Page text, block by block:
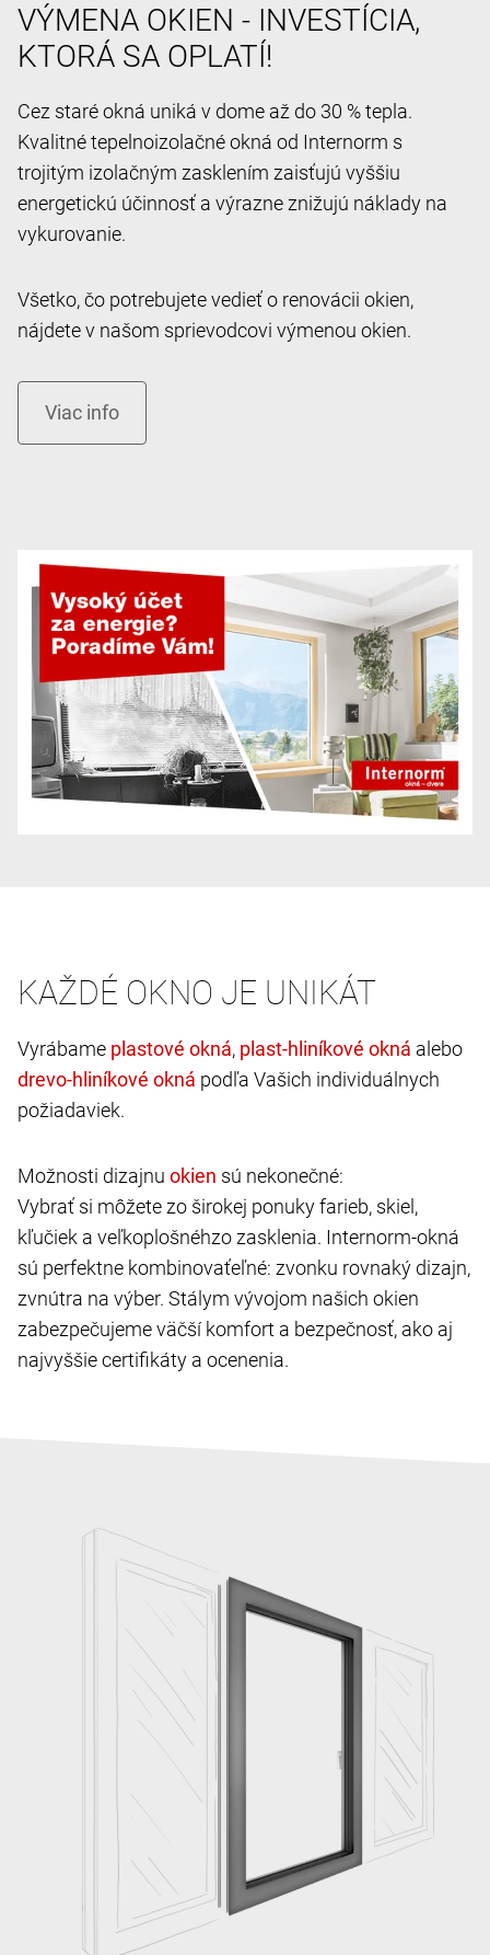
VÝMENA OKIEN - INVESTÍCIA,
KTORÁ SA OPLATÍ!
Cez staré okná uniká v dome až do 30 % tepla.
Kvalitné tepelnoizolačné okná od Internorm s
trojitým izolačným zasklením zaisťujú vyššiu
energetickú účinnosť a výrazne znižujú náklady na
vykurovanie.
Všetko, čo potrebujete vedieť o renovácii okien,
nájdete v našom sprievodcovi výmenou okien.
KAŽDÉ OKNO JE UNIKÁT
Vyrábame ,
alebo
podľa Vašich individuálnych
požiadaviek.
Možnosti dizajnu
sú nekonečné:
Vybrať si môžete zo širokej ponuky farieb, skiel,
kľučiek a veľkoplošnéhzo zasklenia. Internorm-okná
sú perfektne kombinovaťeľné: zvonku rovnaký dizajn,
zvnútra na výber. Stálym vývojom našich okien
zabezpečujeme väčší komfort a bezpečnosť, ako aj
najvyššie certifikáty a ocenenia.